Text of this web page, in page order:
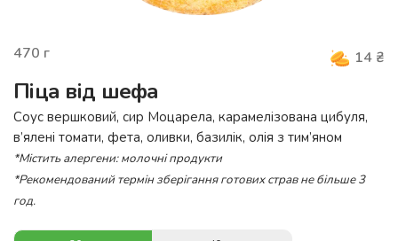
470 г 14 ₴
Піца від шефа
Соус вершковий, сир Моцарела, карамелізована цибуля,
в’ялені томати, фета, оливки, базилік, олія з тим’яном
*Містить алергени:молочні продукти
*Рекомендований термін зберігання готових страв не більше 3
год.